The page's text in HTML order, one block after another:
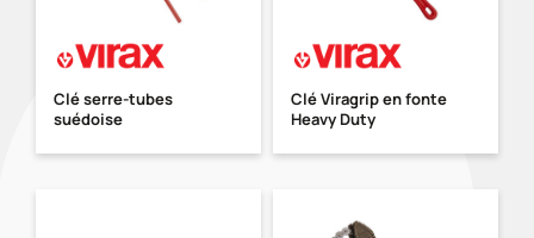
Clé serre-tubes
suédoise
Clé Viragrip en fonte
Heavy Duty